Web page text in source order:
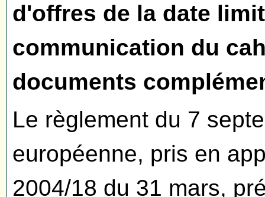
d'offres de la date
communication du
documents
Le règlement du 7
européenne, pris en
2004/18 du 31 mars,